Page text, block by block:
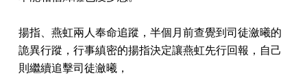
揚指、燕虹兩人奉命追蹤，半個月前查覺到司徒瀲曦的
詭異行蹤，行事縝密的揚指決定讓燕虹先行回報，自己
則繼續追擊司徒瀲曦，